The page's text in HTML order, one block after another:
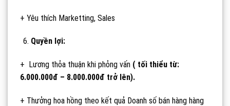
+ Yêu thích Marketting, Sales
Quyền lợi:
+ Lương thỏa thuận khi phỏng vấn ( tối thiểu từ:
6.000.000đ – 8.000.000đ trở lên).
+ Thưởng hoa hồng theo kết quả Doanh số bán hàng hàng